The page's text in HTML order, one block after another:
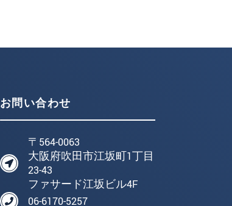
お問い合わせ
〒564-0063
大阪府吹田市江坂町1丁目
23-43
ファサード江坂ビル4F
06-6170-5257